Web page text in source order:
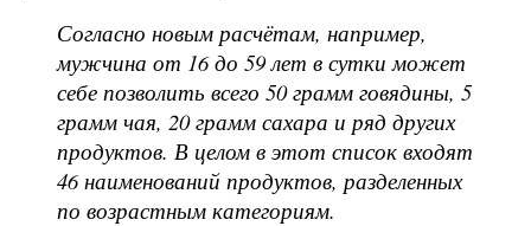
Согласно новым расчётам, например,
мужчина от 16 до 59 лет в сутки может
себе позволить всего 50 грамм говядины, 5
грамм чая, 20 грамм сахара и ряд других
продуктов. В целом в этот список входят
46 наименований продуктов, разделенных
по возрастным категориям.